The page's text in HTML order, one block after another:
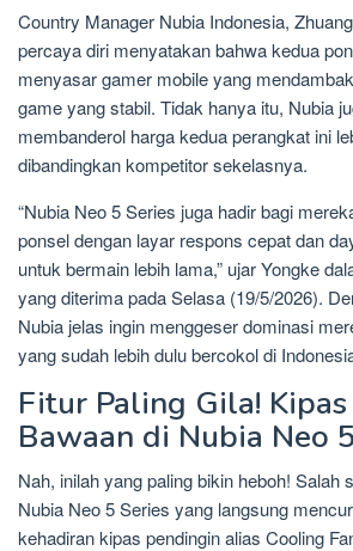
Country Manager Nubia Indonesia,
percaya diri menyatakan bahwa kedua
menyasar gamer mobile yang
game yang stabil. Tidak hanya itu, Nubia
membanderol harga kedua perangkat ini
dibandingkan kompetitor sekelasnya.
“Nubia Neo 5 Series juga hadir bagi
ponsel dengan layar respons cepat dan
untuk bermain lebih lama,” ujar Yongke
yang diterima pada Selasa (19/5/2026).
Nubia jelas ingin menggeser dominasi
yang sudah lebih dulu bercokol di
Fitur Paling Gila!
Bawaan di Nubia Neo
Nah, inilah yang paling bikin heboh! Salah
Nubia Neo 5 Series yang langsung
kehadiran kipas pendingin alias Cooling